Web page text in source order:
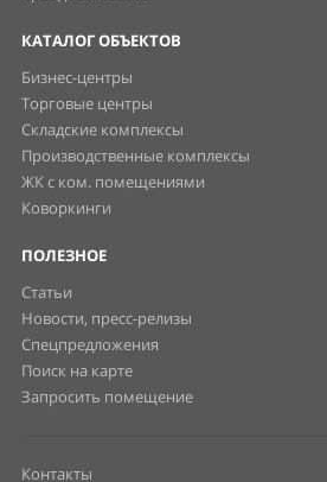
КАТАЛОГ ОБЪЕКТОВ
Бизнес-центры
Торговые центры
Складские комплексы
Производственные комплексы
ЖК с ком. помещениями
Коворкинги
ПОЛЕЗНОЕ
Статьи
Новости, пресс-релизы
Спецпредложения
Поиск на карте
Запросить помещение
Контакты